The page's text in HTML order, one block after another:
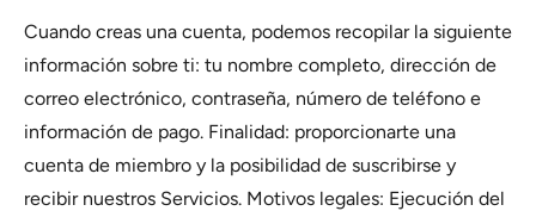
Cuando creas una cuenta, podemos recopilar la siguiente
información sobre ti: tu nombre completo, dirección de
correo electrónico, contraseña, número de teléfono e
información de pago. Finalidad: proporcionarte una
cuenta de miembro y la posibilidad de suscribirse y
recibir nuestros Servicios. Motivos legales: Ejecución del